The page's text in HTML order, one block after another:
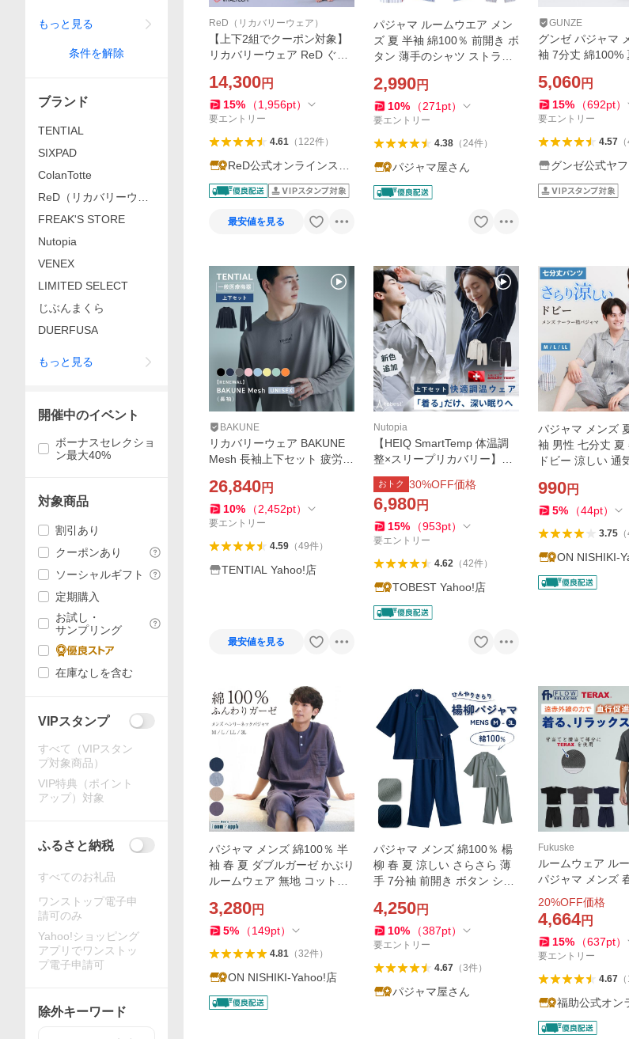
ReD（リカバリーウェア）
【上下2組でクーポン対象】
リカバリーウェア ReD ぐっ
ト(前開き) リカバリーパジャ
マ リカバリーウエア ギフト
一般医療機器
14,300円
15% （1,956pt）
要エントリー
4.61（ 122件）
ReD公式オンラインスト
ア
最安値を見る
パジャマ ルームウエア メン
ズ 夏 半袖 綿100％ 前開き ボ
タン 薄手のシャツ ストライ
ント 父の日
2,990円
10% （271 pt）
要エントリー
4.38（24件）
パジャマ屋さん
GUNZE
グンゼ パジャマ
袖 7分丈 綿100%
トゴム 前開き
L SF3042
5,060円
15% （692pt）
要エントリー
4.57（
グンゼ公式ヤ
BAKUNE
リカバリーウェア BAKUNE
Mesh 長袖上下セット 疲労回
TENTIAL テンシャル ギフト
プレゼント 爆買
26,840円
10% （2,452pt）
要エントリー
4.59（49件）
TENTIAL Yahoo!店
最安値を見る
Nutopia
【HEIQ SmartTemp 体温調
整×スリープリカバリー】ノ
ンレム睡眠サポート 着る快
適睡眠 次世代ルームウェア
メンズ パジャマ 上下セット
長袖 爆買
おトク 30%OFF価格
6,980円
15% （953pt）
要エントリー
4.62（42件）
TOBEST Yahoo!店
パジャマ メンズ
袖 男性 七分丈 夏
ドビー 涼しい 通
ト 父の日 入院 プ
1-8-25402
990円
5% （44pt）
3.75（
ON NISHIKI-
パジャマ メンズ 綿100％ 半
袖 春 夏 ダブルガーゼ かぶり
ルームウェア 無地 コットン
ント ギフト 大きいサイズ y8
-77602
3,280円
5% （149pt）
4.81（32件）
ON NISHIKI-Yahoo!店
パジャマ メンズ 綿100％ 楊
柳 春 夏 涼しい さらさら 薄
手 7分袖 前開き ボタン シャ
コーデ ギフト プレゼント 父
の日
4,250円
10% （387pt）
要エントリー
4.67（3件）
パジャマ屋さん
Fukuske
ルームウェア ル
パジャマ メンズ
Relaxing フロー
グ 半袖 ハーフパ
ットサッカー
助 fukuske ふくす
20%OFF価格
4,664円
15% （637pt）
要エントリー
4.67（
福助公式オン
ア
もっと見る
条件を解除
ブランド
TENTIAL
SIXPAD
ColanTotte
ReD（リカバリーウェ
ア）
FREAK'S STORE
Nutopia
VENEX
LIMITED SELECT
じぶんまくら
DUERFUSA
もっと見る
開催中のイベント
ボーナスセレクショ
ン最大40%
対象商品
割引あり
クーポンあり
ソーシャルギフト
定期購入
お試し・
サンプリング
在庫なしを含む
VIPスタンプ
すべて（VIPスタン
プ対象商品）
VIP特典（ポイント
アップ）対象
ふるさと納税
すべてのお礼品
ワンストップ電子申
請可のみ
Yahoo!ショッピング
アプリでワンストッ
プ電子申請可
除外キーワード